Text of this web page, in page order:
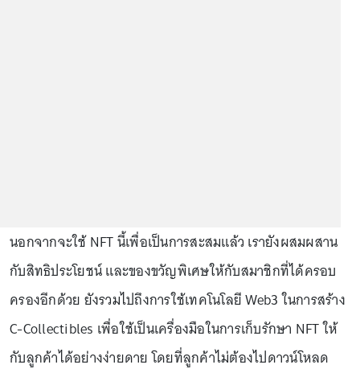
นอกจากจะใช้ NFT นี้เพื่อเป็นการสะสมแล้ว เรายังผสมผสาน
กับสิทธิประโยชน์ และของขวัญพิเศษให้กับสมาชิกที่ได้ครอบ
ครองอีกด้วย ยังรวมไปถึงการใช้เทคโนโลยี Web3 ในการสร้าง
C-Collectibles เพื่อใช้เป็นเครื่องมือในการเก็บรักษา NFT ให้
กับลูกค้าได้อย่างง่ายดาย โดยที่ลูกค้าไม่ต้องไปดาวน์โหลด